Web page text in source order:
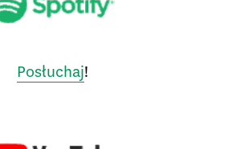
Posłuchaj!